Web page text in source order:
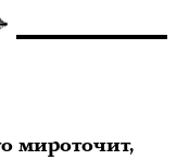
мироточит,